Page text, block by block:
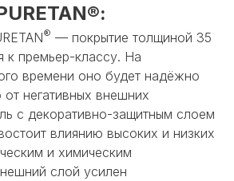
® — покрытие толщиной 35
к премьер-классу. На
времени оно будет надёжно
негативных внешних
с декоративно-защитным слоем
влиянию высоких и низких
и химическим
слой усилен